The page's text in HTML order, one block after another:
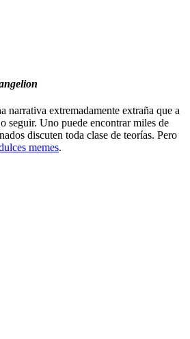
narrativa extremadamente extraña que a
seguir. Uno puede encontrar miles de
discuten toda clase de teorías. Pero
memes.